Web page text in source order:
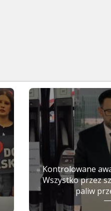
Kontrolowane
Wszystko przez
paliw